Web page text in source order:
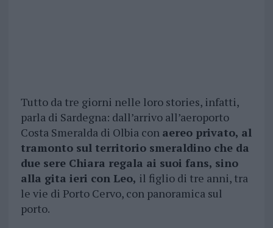
Tutto da tre giorni nelle loro stories, infatti,
parla di Sardegna: dall’arrivo all’aeroporto
Costa Smeralda di Olbia con aereo privato, al
tramonto sul territorio smeraldino che da
due sere Chiara regala ai suoi fans, sino
alla gita ieri con Leo, il figlio di tre anni, tra
le vie di Porto Cervo, con panoramica sul
porto.